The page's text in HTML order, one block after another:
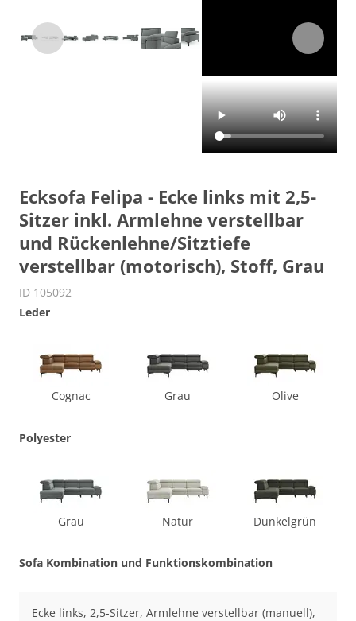
Ecksofa Felipa - Ecke links mit 2,5-
Sitzer inkl. Armlehne verstellbar
und Rückenlehne/Sitztiefe
verstellbar (motorisch), Stoff, Grau
ID 105092
Leder
Cognac Grau Olive
Polyester
Grau Natur Dunkelgrün
Sofa Kombination und Funktionskombination
Ecke links, 2,5-Sitzer, Armlehne verstellbar (manuell),